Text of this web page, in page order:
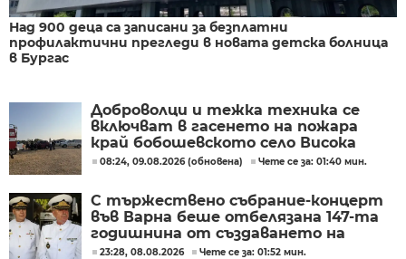
Над 900 деца са записани за безплатни
профилактични прегледи в новата детска болница
в Бургас
Доброволци и тежка техника се
включват в гасенето на пожара
край бобошевското село Висока
могила
08:24, 09.08.2026 (обновена) Чете се за: 01:40 мин.
С тържествено събрание-концерт
във Варна беше отбелязана 147-та
годишнина от създаването на
Военноморските сили
23:28, 08.08.2026 Чете се за: 01:52 мин.